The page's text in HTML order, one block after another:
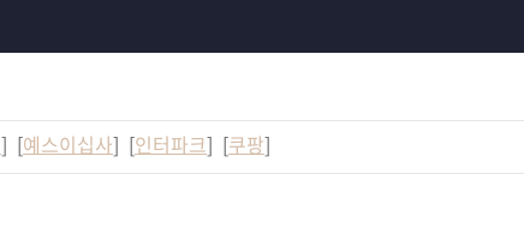
] [예스이십사] [인터파크] [쿠팡]